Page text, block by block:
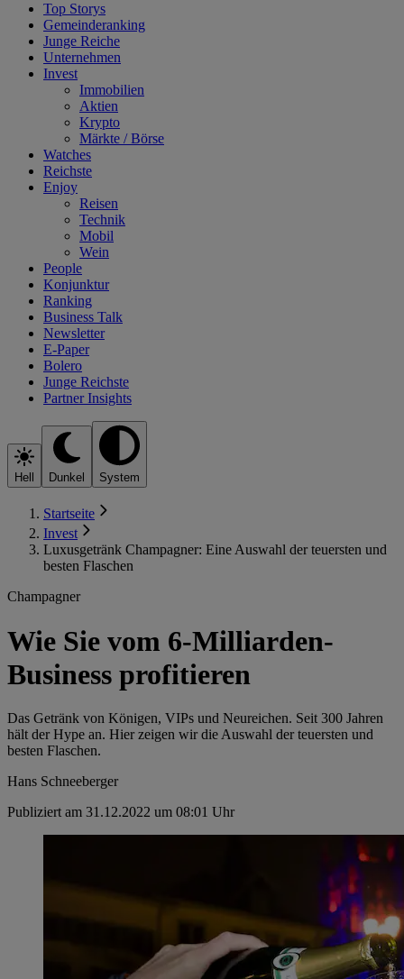
Top Storys
Gemeinderanking
Junge Reiche
Unternehmen
Invest
Immobilien
Aktien
Krypto
Märkte / Börse
Watches
Reichste
Enjoy
Reisen
Technik
Mobil
Wein
People
Konjunktur
Ranking
Business Talk
Newsletter
E-Paper
Bolero
Junge Reichste
Partner Insights
Hell Dunkel System
Startseite
Invest
Luxusgetränk Champagner: Eine Auswahl der teuersten und
besten Flaschen
Champagner
Wie Sie vom 6-Milliarden-
Business profitieren
Das Getränk von Königen, VIPs und Neureichen. Seit 300 Jahren
hält der Hype an. Hier zeigen wir die Auswahl der teuersten und
besten Flaschen.
Hans Schneeberger
Publiziert am 31.12.2022 um 08:01 Uhr